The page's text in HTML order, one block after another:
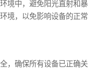
境中，避免阳光直射和暴
境，以免影响设备的正常
，确保所有设备已正确关